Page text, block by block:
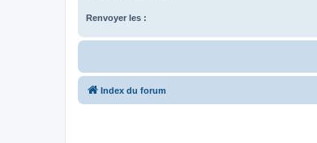
Renvoyer les :
Index du forum